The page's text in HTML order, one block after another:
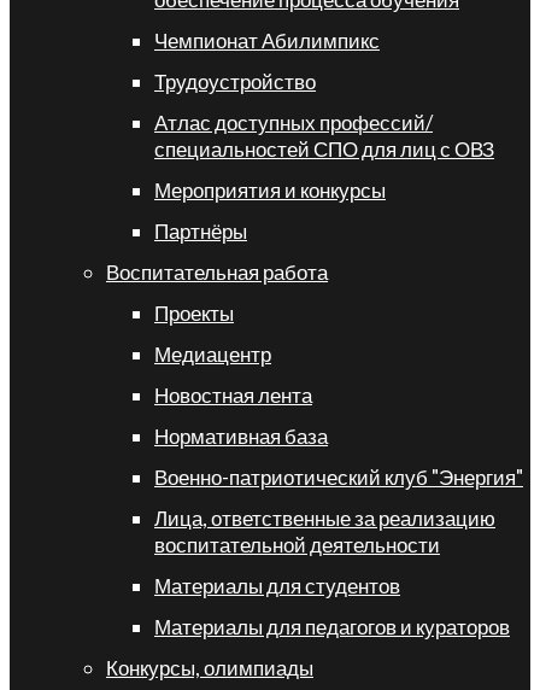
Чемпионат Абилимпикс
Трудоустройство
Атлас доступных профессий/
специальностей СПО для лиц с ОВЗ
Мероприятия и конкурсы
Партнёры
Воспитательная работа
Проекты
Медиацентр
Новостная лента
Нормативная база
Военно-патриотический клуб "Энергия"
Лица, ответственные за реализацию
воспитательной деятельности
Материалы для студентов
Материалы для педагогов и кураторов
Конкурсы, олимпиады